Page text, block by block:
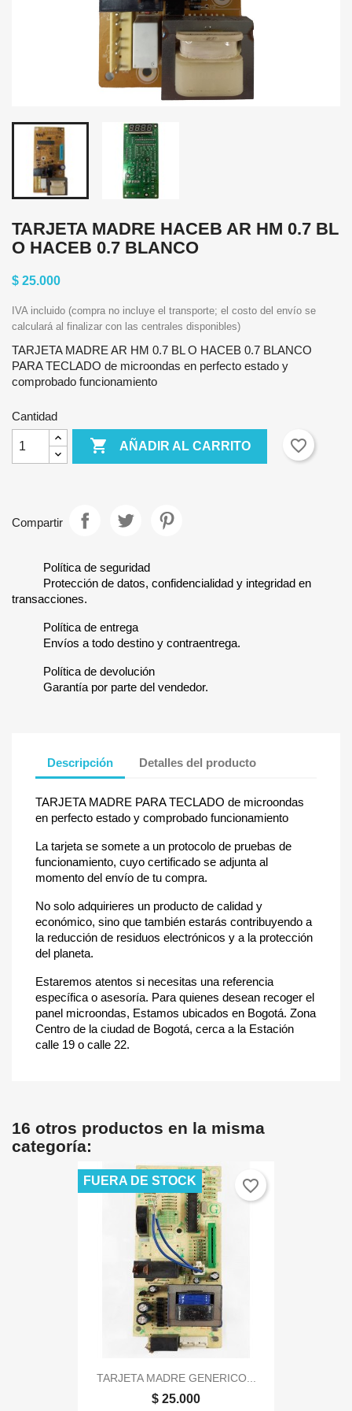
TARJETA MADRE HACEB AR HM 0.7 BL
O HACEB 0.7 BLANCO
$ 25.000
IVA incluido (compra no incluye el transporte; el costo del envío se
calculará al finalizar con las centrales disponibles)
TARJETA MADRE AR HM 0.7 BL O HACEB 0.7 BLANCO
PARA TECLADO de microondas en perfecto estado y
comprobado funcionamiento
Cantidad
 AÑADIR AL CARRITO favorite_border
Compartir
Política de seguridad
Protección de datos, confidencialidad y integridad en
transacciones.
Política de entrega
Envíos a todo destino y contraentrega.
Política de devolución
Garantía por parte del vendedor.
Descripción Detalles del producto
TARJETA MADRE PARA TECLADO de microondas
en perfecto estado y comprobado funcionamiento
La tarjeta se somete a un protocolo de pruebas de
funcionamiento, cuyo certificado se adjunta al
momento del envío de tu compra.
No solo adquirieres un producto de calidad y
económico, sino que también estarás contribuyendo a
la reducción de residuos electrónicos y a la protección
del planeta.
Estaremos atentos si necesitas una referencia
específica o asesoría. Para quienes desean recoger el
panel microondas, Estamos ubicados en Bogotá. Zona
Centro de la ciudad de Bogotá, cerca a la Estación
calle 19 o calle 22.
16 otros productos en la misma
categoría:
TARJETA MADRE GENERICO...
$ 25.000
FUERA DE STOCK favorite_border